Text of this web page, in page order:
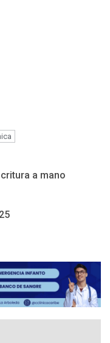
a mano
HORA
orden público
HORA
climatiza
de